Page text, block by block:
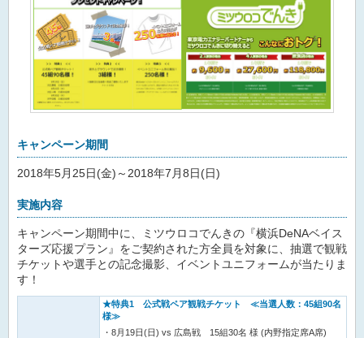
キャンペーン期間
2018年5月25日(金)～2018年7月8日(日)
実施内容
キャンペーン期間中に、ミツウロコでんきの『横浜DeNAベイス
ターズ応援プラン』をご契約された方全員を対象に、抽選で観戦
チケットや選手との記念撮影、イベントユニフォームが当たりま
す！
★特典1 公式戦ペア観戦チケット ≪当選人数：45組90名
様≫
8月19日(日) vs 広島戦 15組30名 様 (内野指定席A席)